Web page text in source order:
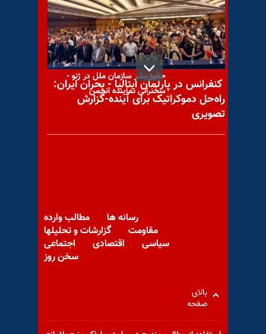
پنجاه‌ونهمین اجلاس شورای
حقوق‌بشر سازمان ملل در ژنو -
سخنرانی نماینده انجمن
مای ساتو خواستار توقف فوری
همه اعدامها در ایران شد
کنفرانس در پارلمان ایتالیا - بحران ایران:
راه‌حل دموکراتیک برای آینده-گزارش
تصویری
مطالب وارده
رسانه ها
گزارشات و تحلیلها
مقاومت
اجتماعی
اقتصادی
سیاسی
سخن روز
بالای
صفحه